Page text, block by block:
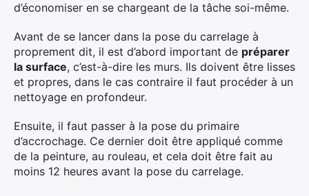
d’économiser en se chargeant de la tâche soi-même.
Avant de se lancer dans la pose du carrelage à
proprement dit, il est d’abord important de préparer
la surface, c’est-à-dire les murs. Ils doivent être lisses
et propres, dans le cas contraire il faut procéder à un
nettoyage en profondeur.
Ensuite, il faut passer à la pose du primaire
d’accrochage. Ce dernier doit être appliqué comme
de la peinture, au rouleau, et cela doit être fait au
moins 12 heures avant la pose du carrelage.